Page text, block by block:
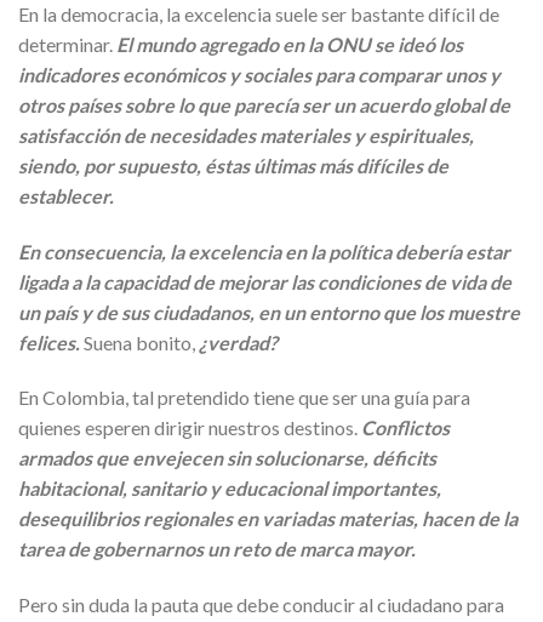
En la democracia, la excelencia suele ser bastante difícil de
determinar. El mundo agregado en la ONU se ideó los
indicadores económicos y sociales para comparar unos y
otros países sobre lo que parecía ser un acuerdo global de
satisfacción de necesidades materiales y espirituales,
siendo, por supuesto, éstas últimas más difíciles de
establecer.
En consecuencia, la excelencia en la política debería estar
ligada a la capacidad de mejorar las condiciones de vida de
un país y de sus ciudadanos, en un entorno que los muestre
felices. Suena bonito, ¿verdad?
En Colombia, tal pretendido tiene que ser una guía para
quienes esperen dirigir nuestros destinos. Conflictos
armados que envejecen sin solucionarse, déficits
habitacional, sanitario y educacional importantes,
desequilibrios regionales en variadas materias, hacen de la
tarea de gobernarnos un reto de marca mayor.
Pero sin duda la pauta que debe conducir al ciudadano para